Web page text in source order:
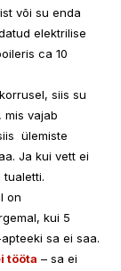
või su enda
elektrilise
ca 10
siis su
mis vajab
ülemiste
Ja kui vett ei
tualetti.
on
kui 5
sa ei saa.
tööta – sa ei